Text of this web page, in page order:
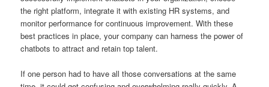
the right platform, integrate it with existing HR systems, and
monitor performance for continuous improvement. With these
best practices in place, your company can harness the power of
chatbots to attract and retain top talent.
If one person had to have all those conversations at the same